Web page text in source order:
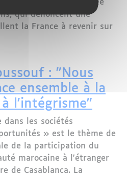
a été vivement critiquée
qui dénoncent une
la France à revenir sur
: "Nous
ensemble à la
l'intégrisme"
dans les sociétés
» est le thème de
de la participation du
marocaine à l'étranger
de Casablanca. La